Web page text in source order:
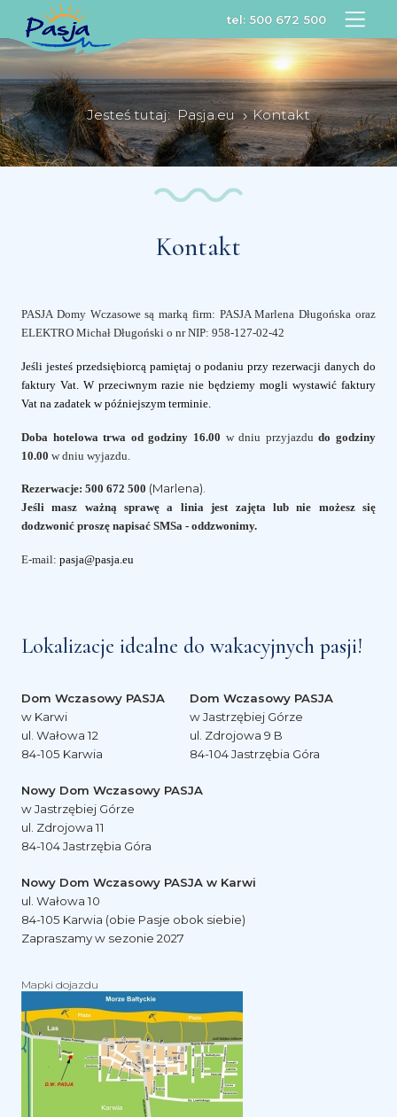
tel: 500 672 500
Jesteś tutaj:Pasja.eu Kontakt
Kontakt
PASJA Domy Wczasowe są marką firm: PASJA Marlena Długońska oraz
ELEKTRO Michał Długoński o nr NIP: 958-127-02-42
Jeśli jesteś przedsiębiorcą pamiętaj o podaniu przy rezerwacji danych do
faktury Vat. W przeciwnym razie nie będziemy mogli wystawić faktury
Vat na zadatek w późniejszym terminie.
Doba hotelowa trwa od godziny 16.00 w dniu przyjazdu do godziny
10.00 w dniu wyjazdu.
Rezerwacje: 500 672 500 (Marlena).
Jeśli masz ważną sprawę a linia jest zajęta lub nie możesz się
dodzwonić proszę napisać SMSa - oddzwonimy.
E-mail: pasja@pasja.eu
Lokalizacje idealne do wakacyjnych pasji!
Dom Wczasowy PASJA
w Karwi
ul. Wałowa 12
84-105 Karwia
Dom Wczasowy PASJA
w Jastrzębiej Górze
ul. Zdrojowa 9 B
84-104 Jastrzębia Góra
Nowy Dom Wczasowy PASJA
w Jastrzębiej Górze
ul. Zdrojowa 11
84-104 Jastrzębia Góra
Nowy Dom Wczasowy PASJA w Karwi
ul. Wałowa 10
84-105 Karwia (obie Pasje obok siebie)
Zapraszamy w sezonie 2027
Mapki dojazdu